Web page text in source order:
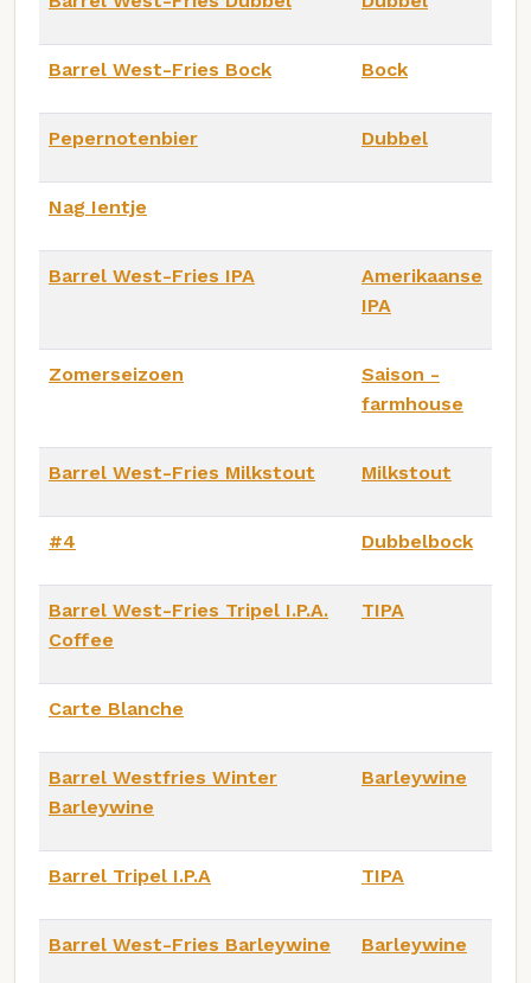
Barrel West-Fries Bock Bock
Pepernotenbier Dubbel
Nag Ientje
Barrel West-Fries IPA
Amerikaanse
IPA
Zomerseizoen
Saison -
farmhouse
Barrel West-Fries Milkstout Milkstout
#4 Dubbelbock
Barrel West-Fries Tripel I.P.A.
Coffee
TIPA
Carte Blanche
Barrel Westfries Winter
Barleywine
Barleywine
Barrel Tripel I.P.A TIPA
Barrel West-Fries Barleywine Barleywine